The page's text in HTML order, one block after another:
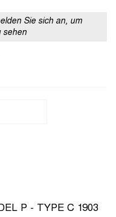
Sie sich an, um
sehen
P - TYPE C 1903